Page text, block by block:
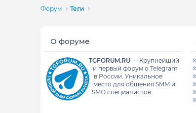
Форум Теги
О форуме
TGFORUM.RU— Крупнейший
и первый форум о Telegram
в России. Уникальное
место для общения SMM и
SMO специалистов.